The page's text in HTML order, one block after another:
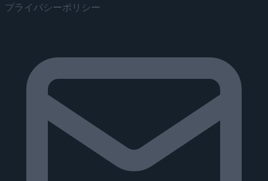
プライバシーポリシー